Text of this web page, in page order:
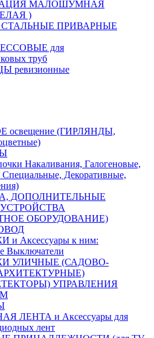
МАЛОШУМНАЯ
)
СТАЛЬНЫЕ ПРИВАРНЫЕ
для
труб
ревизионные
освещение (ГИРЛЯНДЫ,
Накаливания, Галогеновые,
Декоративные,
ДОПОЛНИТЕЛЬНЫЕ
ОБОРУДОВАНИЕ)
Аксессуары к ним:
Выключатели
УЛИЧНЫЕ (САДОВО-
УПРАВЛЕНИЯ
ЛЕНТА и Аксессуары для
лент